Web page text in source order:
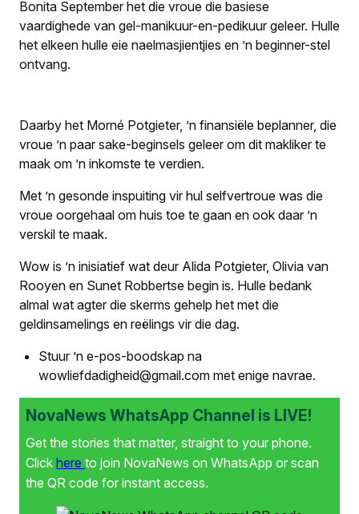
Bonita September het die vroue die basiese
vaardighede van gel-manikuur-en-pedikuur geleer. Hulle
het elkeen hulle eie naelmasjientjies en ’n beginner-stel
ontvang.
Daarby het Morné Potgieter, ’n finansiële beplanner, die
vroue ’n paar sake-beginsels geleer om dit makliker te
maak om ’n inkomste te verdien.
Met ’n gesonde inspuiting vir hul selfvertroue was die
vroue oorgehaal om huis toe te gaan en ook daar ’n
verskil te maak.
Wow is ’n inisiatief wat deur Alida Potgieter, Olivia van
Rooyen en Sunet Robbertse begin is. Hulle bedank
almal wat agter die skerms gehelp het met die
geldinsamelings en reëlings vir die dag.
Stuur ’n e-pos-boodskap na
wowliefdadigheid@gmail.com met enige navrae.
NovaNews WhatsApp Channel is LIVE!
Get the stories that matter, straight to your phone.
Click here to join NovaNews on WhatsApp or scan
the QR code for instant access.